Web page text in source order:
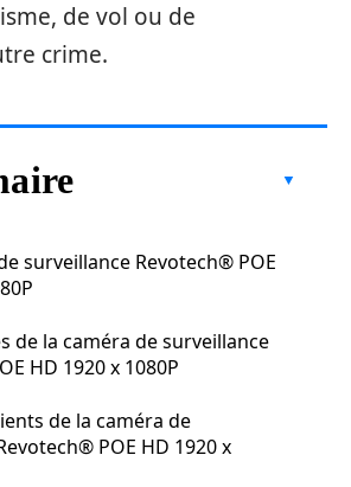
de vol ou de
crime.
surveillance Revotech® POE
de la caméra de surveillance
HD 1920 x 1080P
de la caméra de
POE HD 1920 x